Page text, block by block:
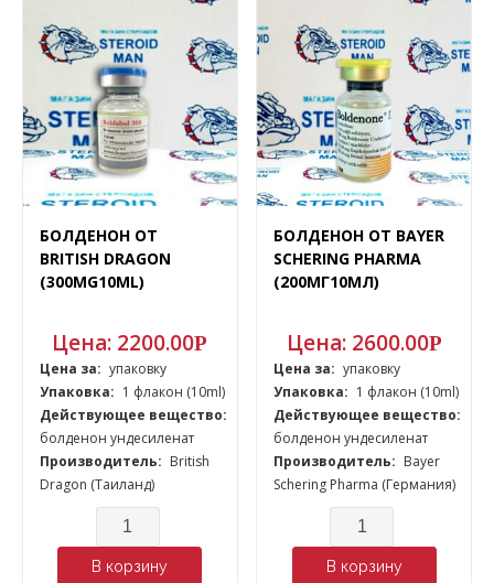
БОЛДЕНОН ОТ
BRITISH DRAGON
(300MG10ML)
Цена: 2200.00Р
Цена за: упаковку
Упаковка: 1 флакон (10ml)
Действующее вещество:
болденон ундесиленат
Производитель: British
Dragon (Таиланд)
Количество
В корзину
БОЛДЕНОН ОТ BAYER
SCHERING PHARMA
(200МГ10МЛ)
Цена: 2600.00Р
Цена за: упаковку
Упаковка: 1 флакон (10ml)
Действующее вещество:
болденон ундесиленат
Производитель: Bayer
Schering Pharma (Германия)
Количество
В корзину